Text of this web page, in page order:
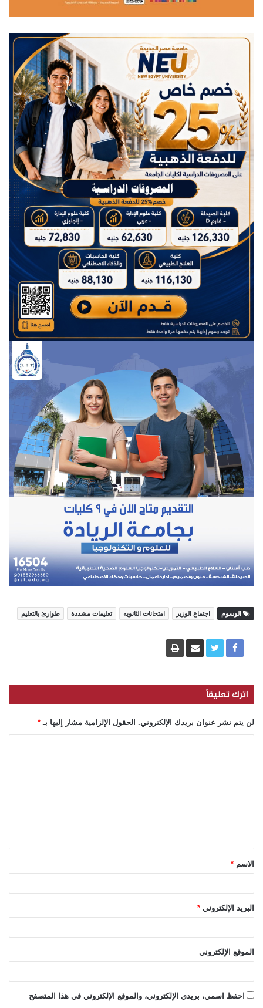
الوسوم اجتماع الوزير امتحانات الثانويه تعليمات مشددة طوارئ بالتعليم
اترك تعليقاً
لن يتم نشر عنوان بريدك الإلكتروني. الحقول الإلزامية مشار إليها بـ *
الاسم *
البريد الإلكتروني *
الموقع الإلكتروني
احفظ اسمي، بريدي الإلكتروني، والموقع الإلكتروني في هذا المتصفح